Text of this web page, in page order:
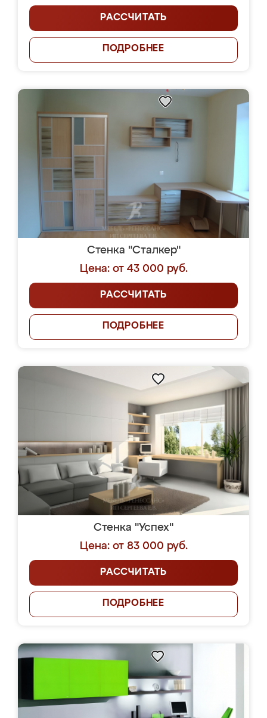
РАССЧИТАТЬ
ПОДРОБНЕЕ
Стенка "Сталкер"
Цена: от 43 000 руб.
РАССЧИТАТЬ
ПОДРОБНЕЕ
Стенка "Успех"
Цена: от 83 000 руб.
РАССЧИТАТЬ
ПОДРОБНЕЕ